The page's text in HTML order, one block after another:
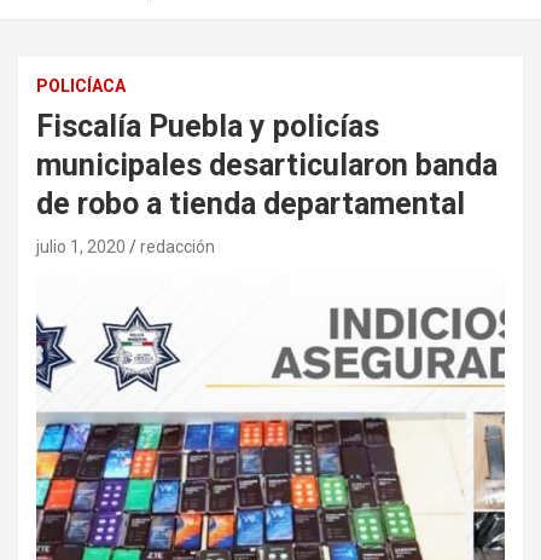
POLICÍACA
Fiscalía Puebla y policías
municipales desarticularon banda
de robo a tienda departamental
julio 1, 2020 redacción